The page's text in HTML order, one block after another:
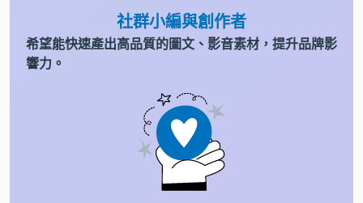
社群小編與創作者
希望能快速產出高品質的圖文、影音素材，提升品牌影
響力。